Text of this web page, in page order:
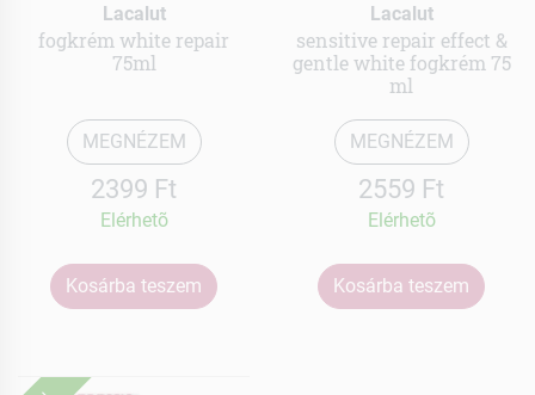
Lacalut
fogkrém white repair
75ml
MEGNÉZEM
2399 Ft
Elérhetõ
Kosárba teszem
Lacalut
sensitive repair effect &
gentle white fogkrém 75
ml
MEGNÉZEM
2559 Ft
Elérhetõ
Kosárba teszem